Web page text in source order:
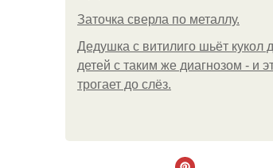
Заточка сверла по металлу.
Дедушка с витилиго шьёт кукол
детей с таким же диагнозом - и
трогает до слёз.